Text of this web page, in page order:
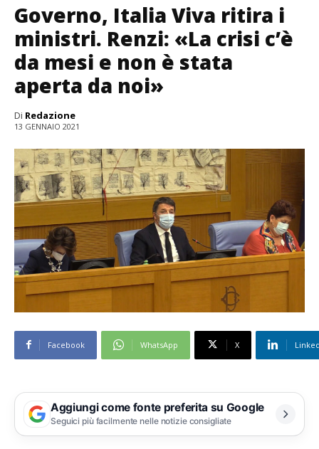
Governo, Italia Viva ritira i
ministri. Renzi: «La crisi c’è
da mesi e non è stata
aperta da noi»
Di Redazione
13 GENNAIO 2021
Facebook WhatsApp X
Aggiungi come fonte preferita su Google
Seguici più facilmente nelle notizie consigliate